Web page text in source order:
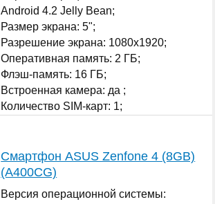
Android 4.2 Jelly Bean;
Размер экрана: 5";
Разрешение экрана: 1080x1920;
Оперативная память: 2 ГБ;
Флэш-память: 16 ГБ;
Встроенная камера: да ;
Количество SIM-карт: 1;
Смартфон ASUS Zenfone 4 (8GB)
(A400CG)
Версия операционной системы: